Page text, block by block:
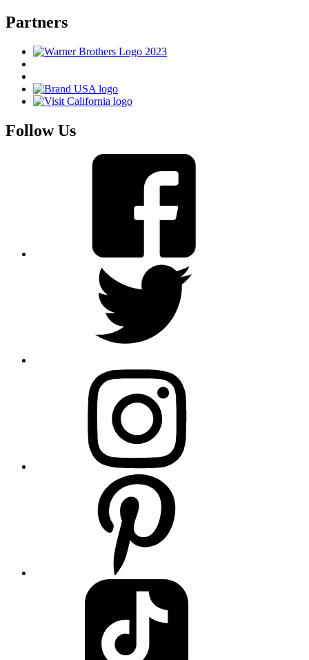
Partners
Follow Us